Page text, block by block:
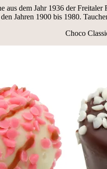
dem Jahr 1936 der
Jahren 1900 bis 1980.
Choco